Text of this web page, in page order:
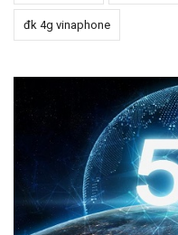
đk 4g vinaphone